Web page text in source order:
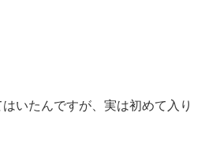
いたんですが、実は初めて入り